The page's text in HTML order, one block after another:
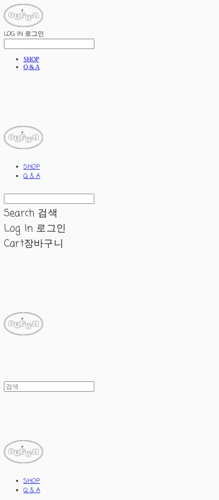
LOG IN 로그인
SHOP
Q & A
SHOP
Q & A
Search 검색
Log In 로그인
Cart장바구니
SHOP
Q & A